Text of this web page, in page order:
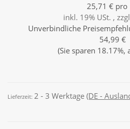
25,71 € pro
inkl. 19% USt. ,
Unverbindliche
54,99 €
(Sie sparen 18.17%,
Lieferzeit: 2 - 3 Werktage (DE -